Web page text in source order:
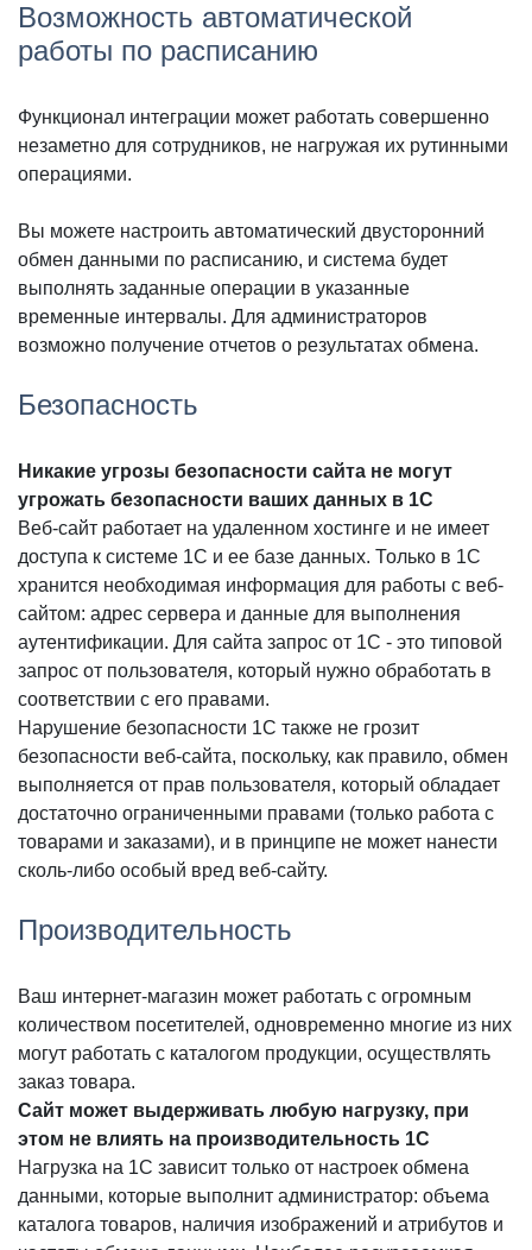
Возможность автоматической
работы по расписанию
Функционал интеграции может работать совершенно
незаметно для сотрудников, не нагружая их рутинными
операциями.
Вы можете настроить автоматический двусторонний
обмен данными по расписанию, и система будет
выполнять заданные операции в указанные
временные интервалы. Для администраторов
возможно получение отчетов о результатах обмена.
Безопасность
Никакие угрозы безопасности сайта не могут
угрожать безопасности ваших данных в 1С
Веб-сайт работает на удаленном хостинге и не имеет
доступа к системе 1С и ее базе данных. Только в 1С
хранится необходимая информация для работы с веб-
сайтом: адрес сервера и данные для выполнения
аутентификации. Для сайта запрос от 1С - это типовой
запрос от пользователя, который нужно обработать в
соответствии с его правами.
Нарушение безопасности 1С также не грозит
безопасности веб-сайта, поскольку, как правило, обмен
выполняется от прав пользователя, который обладает
достаточно ограниченными правами (только работа с
товарами и заказами), и в принципе не может нанести
сколь-либо особый вред веб-сайту.
Производительность
Ваш интернет-магазин может работать с огромным
количеством посетителей, одновременно многие из них
могут работать с каталогом продукции, осуществлять
заказ товара.
Сайт может выдерживать любую нагрузку, при
этом не влиять на производительность 1С
Нагрузка на 1С зависит только от настроек обмена
данными, которые выполнит администратор: объема
каталога товаров, наличия изображений и атрибутов и